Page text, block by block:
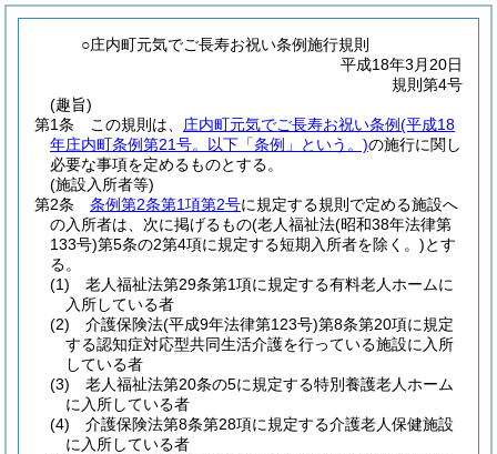
○庄内町元気でご長寿お祝い条例施行規則
平成18年3月20日
規則第4号
(趣旨)
第1条
この規則は、 庄内町元気でご長寿お祝い条例(平成18
年庄内町条例第21号。以下「条例」という。)の施行に関し
必要な事項を定めるものとする。
(施設入所者等)
第2条
条例第2条第1項第2号に規定する規則で定める施設へ
の入所者は、次に掲げるもの(老人福祉法(昭和38年法律第
133号)第5条の2第4項に規定する短期入所者を除く。)とす
る。
(1)
老人福祉法第29条第1項に規定する有料老人ホームに
入所している者
(2)
介護保険法(平成9年法律第123号)第8条第20項に規定
する認知症対応型共同生活介護を行っている施設に入所
している者
(3)
老人福祉法第20条の5に規定する特別養護老人ホーム
に入所している者
(4)
介護保険法第8条第28項に規定する介護老人保健施設
に入所している者